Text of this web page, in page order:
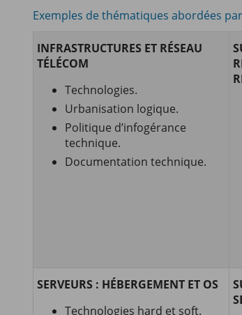
Exemples de thématiques abordées
INFRASTRUCTURES ET RÉSEAU
TÉLÉCOM
Technologies.
Urbanisation logique.
Politique d’infogérance
technique.
Documentation technique.
SERVEURS : HÉBERGEMENT ET OS
Technologies hard et soft.